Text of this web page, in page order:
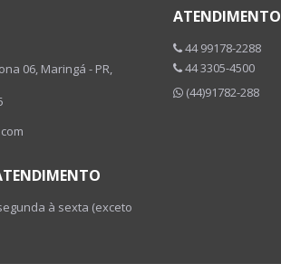
06, Maringá - PR,
à sexta (exceto
ATENDIMENTO
44 99178-2288
44 3305-4500
(44)91782-288